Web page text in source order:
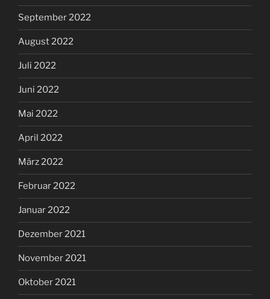
September 2022
August 2022
Juli 2022
Juni 2022
Mai 2022
April 2022
März 2022
Februar 2022
Januar 2022
Dezember 2021
November 2021
Oktober 2021